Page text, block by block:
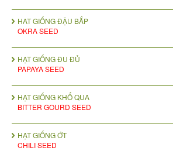
HAT GIỐNG ĐẬU BẮP
OKRA SEED
HẠT GIỐNG ĐU ĐỦ
PAPAYA SEED
HẠT GIỐNG KHỔ QUA
BITTER GOURD SEED
HẠT GIỐNG ỚT
CHILI SEED